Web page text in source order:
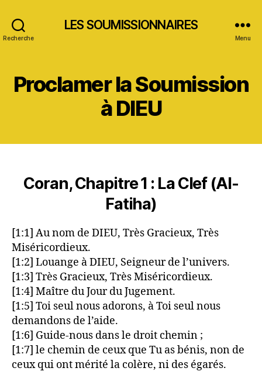
Recherche
LES SOUMISSIONNAIRES
Menu
Proclamer la Soumission
à DIEU
Coran, Chapitre 1 : La Clef (Al-
Fatiha)
[1:1] Au nom de DIEU, Très Gracieux, Très
Miséricordieux.
[1:2] Louange à DIEU, Seigneur de l’univers.
[1:3] Très Gracieux, Très Miséricordieux.
[1:4] Maître du Jour du Jugement.
[1:5] Toi seul nous adorons, à Toi seul nous
demandons de l’aide.
[1:6] Guide-nous dans le droit chemin ;
[1:7] le chemin de ceux que Tu as bénis, non de
ceux qui ont mérité la colère, ni des égarés.